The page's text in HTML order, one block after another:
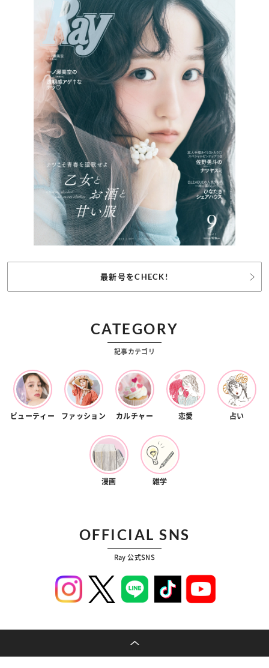
最新号をCHECK!
CATEGORY
記事カテゴリ
ビューティー ファッション カルチャー 恋愛 占い
漫画 雑学
OFFICIAL SNS
Ray 公式SNS